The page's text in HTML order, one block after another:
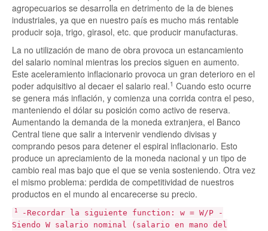
agropecuarios se desarrolla en detrimento de la de bienes
industriales, ya que en nuestro país es mucho más rentable
producir soja, trigo, girasol, etc. que producir manufacturas.
La no utilización de mano de obra provoca un estancamiento
del salario nominal mientras los precios siguen en aumento.
Este aceleramiento inflacionario provoca un gran deterioro en el
poder adquisitivo al decaer el salario real.1 Cuando esto ocurre
se genera más inflación, y comienza una corrida contra el peso,
manteniendo el dólar su posición como activo de reserva.
Aumentando la demanda de la moneda extranjera, el Banco
Central tiene que salir a intervenir vendiendo divisas y
comprando pesos para detener el espiral inflacionario. Esto
produce un apreciamiento de la moneda nacional y un tipo de
cambio real mas bajo que el que se venia sosteniendo. Otra vez
el mismo problema: perdida de competitividad de nuestros
productos en el mundo al encarecerse su precio.
1
-Recordar la siguiente function: w = W/P -
Siendo W salario nominal (salario en mano del